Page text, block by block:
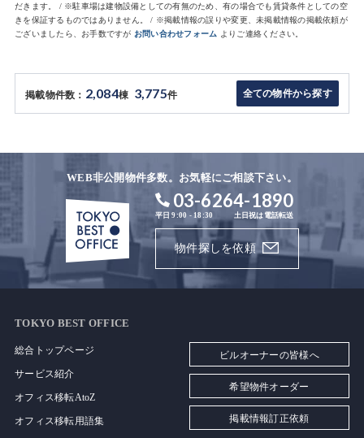
だきます。 / ※駐車場は建物設備としての有無のため、有の場合でも賃貸条件としての空
きを保証するものではありません。 / ※掲載情報の誤りや変更、未掲載情報の掲載依頼が
ございましたら、お手数ですが お問い合わせフォーム よりご連絡ください。
掲載物件数： 2,084棟 3,775件 全ての物件から探す
WEB非公開物件多数。お気軽にご相談下さい。
03-6264-1890
平日 9:00 - 18:30 土日祝は電話転送
物件探しを依頼
TOKYO BEST OFFICE
総合トップページ
サービス紹介
オフィス移転AtoZ
オフィス移転用語集
ビルオーナーの皆様へ
希望物件オーダー
掲載情報訂正依頼